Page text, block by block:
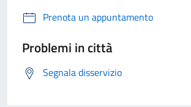
Prenota un appuntamento
Problemi in città
Segnala disservizio